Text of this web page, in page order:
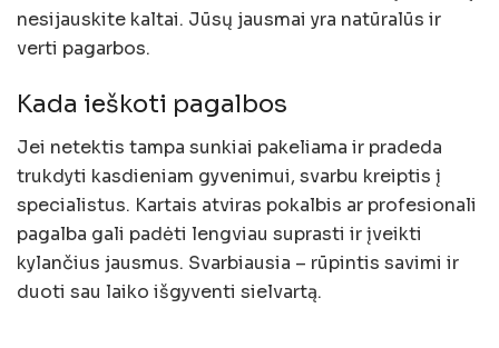
nesijauskite kaltai. Jūsų jausmai yra natūralūs ir
verti pagarbos.
Kada ieškoti pagalbos
Jei netektis tampa sunkiai pakeliama ir pradeda
trukdyti kasdieniam gyvenimui, svarbu kreiptis į
specialistus. Kartais atviras pokalbis ar profesionali
pagalba gali padėti lengviau suprasti ir įveikti
kylančius jausmus. Svarbiausia – rūpintis savimi ir
duoti sau laiko išgyventi sielvartą.